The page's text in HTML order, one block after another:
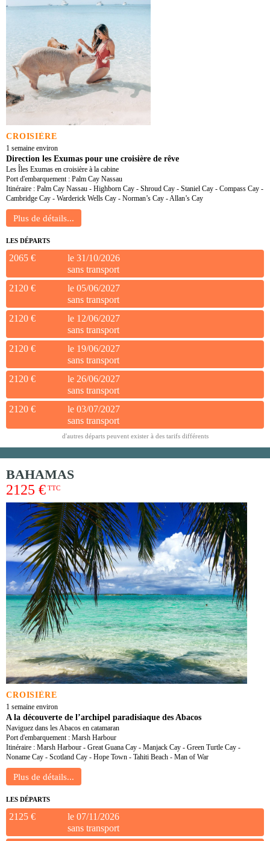
CROISIÈRE
1 semaine environ
Direction les Exumas pour une croisière de rêve
Les Îles Exumas en croisière à la cabine
Port d'embarquement : Palm Cay Nassau
Itinéraire : Palm Cay Nassau - Highborn Cay - Shroud Cay - Staniel Cay - Compass Cay -
Cambridge Cay - Warderick Wells Cay - Norman’s Cay - Allan’s Cay
LES DÉPARTS
2065 €
le 31/10/2026
sans transport
2120 €
le 05/06/2027
sans transport
2120 €
le 12/06/2027
sans transport
2120 €
le 19/06/2027
sans transport
2120 €
le 26/06/2027
sans transport
2120 €
le 03/07/2027
sans transport
d'autres départs peuvent exister à des tarifs différents
BAHAMAS
2125 € TTC
CROISIÈRE
1 semaine environ
A la découverte de l’archipel paradisiaque des Abacos
Naviguez dans les Abacos en catamaran
Port d'embarquement : Marsh Harbour
Itinéraire : Marsh Harbour - Great Guana Cay - Manjack Cay - Green Turtle Cay -
Noname Cay - Scotland Cay - Hope Town - Tahiti Beach - Man of War
LES DÉPARTS
2125 €
le 07/11/2026
sans transport